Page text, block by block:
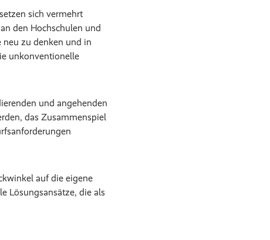
sich vermehrt
den Hochschulen und
zu denken und in
unkonventionelle
und angehenden
das Zusammenspiel
auf die eigene
Lösungsansätze, die als